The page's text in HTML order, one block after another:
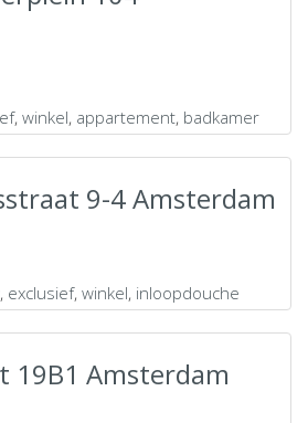
, winkel, appartement, badkamer
9-4 Amsterdam
, exclusief, winkel, inloopdouche
19B1 Amsterdam